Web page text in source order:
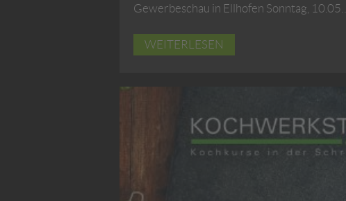
Gewerbeschau in Ellhofen Sonntag, 10.05….
WEITERLESEN